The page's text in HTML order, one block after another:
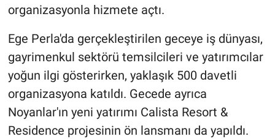
organizasyonla hizmete açtı.
Ege Perla'da gerçekleştirilen geceye iş dünyası,
gayrimenkul sektörü temsilcileri ve yatırımcılar
yoğun ilgi gösterirken, yaklaşık 500 davetli
organizasyona katıldı. Gecede ayrıca
Noyanlar'ın yeni yatırımı Calista Resort &
Residence projesinin ön lansmanı da yapıldı.